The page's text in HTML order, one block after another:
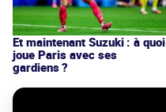
Et maintenant Suzuki : à quoi
joue Paris avec ses
gardiens ?